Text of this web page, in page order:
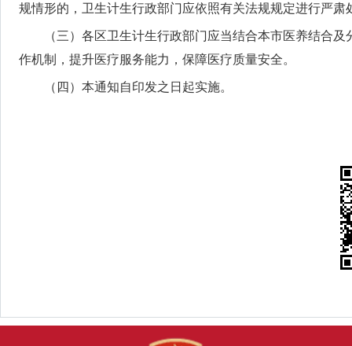
规情形的，卫生计生行政部门应依照有关法规规定进行严肃
（三）各区卫生计生行政部门应当结合本市医养结合
作机制，提升医疗服务能力，保障医疗质量安全。
（四）本通知自印发之日起实施。